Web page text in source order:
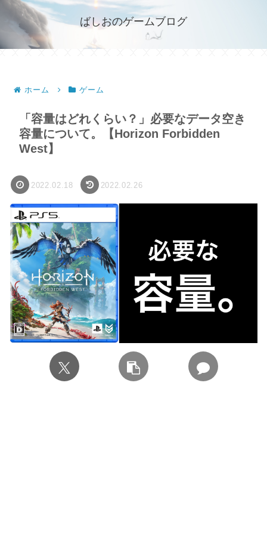
ばしおのゲームブログ
ホーム ゲーム
「容量はどれくらい？」必要なデータ空き
容量について。【Horizon Forbidden
West】
2022.02.18 2022.02.26